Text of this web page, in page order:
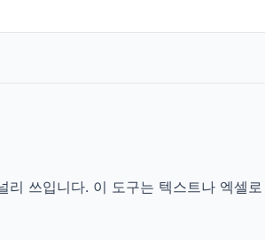
리 쓰입니다. 이 도구는 텍스트나 엑셀